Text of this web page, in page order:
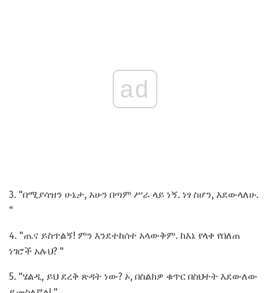
ad
3. "በሚያሳዝን ሁኔታ, አሁን በጣም ሥራ ላይ ነኝ. ነፃ ስሆን, እደውላለሁ.
"
4. "ጤና ይስጥልኝ! ምን እንደተከሰተ አላውቅም. ከእኔ የላቀ የበለጠ
ነገሮች አሉህ? "
5. "ሄልዲ, ይህ ደረቅ ጽዳት ነው? ኦ, በስልክዎ ቁጥር በስህተት እደውለው